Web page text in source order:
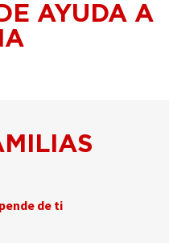
AYUDA A
de ti